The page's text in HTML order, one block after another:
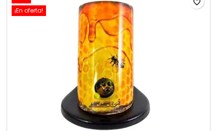
¡En oferta!
favorite_border